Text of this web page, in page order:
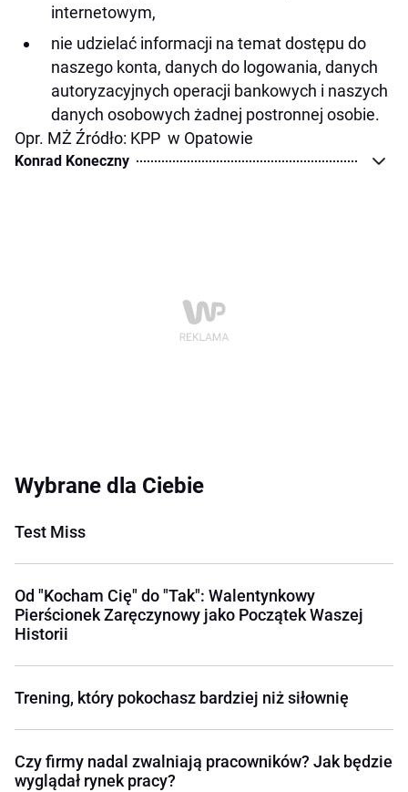
internetowym,
nie udzielać informacji na temat dostępu do
naszego konta, danych do logowania, danych
autoryzacyjnych operacji bankowych i naszych
danych osobowych żadnej postronnej osobie.
Opr. MŻ Źródło: KPP w Opatowie
Konrad Koneczny
Wybrane dla Ciebie
Test Miss
Od "Kocham Cię" do "Tak": Walentynkowy
Pierścionek Zaręczynowy jako Początek Waszej
Historii
Trening, który pokochasz bardziej niż siłownię
Czy firmy nadal zwalniają pracowników? Jak będzie
wyglądał rynek pracy?